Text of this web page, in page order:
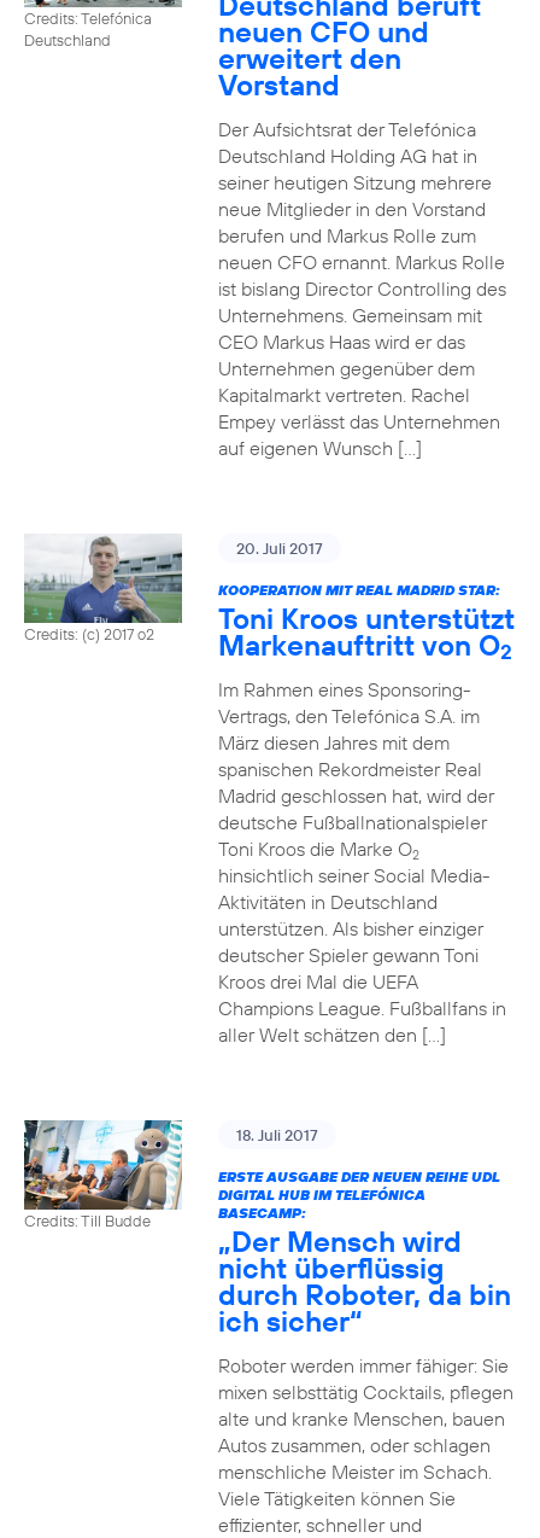
Credits: Telefónica
Deutschland
neuen CFO und
erweitert den
Vorstand
Der Aufsichtsrat der Telefónica
Deutschland Holding AG hat in
seiner heutigen Sitzung mehrere
neue Mitglieder in den Vorstand
berufen und Markus Rolle zum
neuen CFO ernannt. Markus Rolle
ist bislang Director Controlling des
Unternehmens. Gemeinsam mit
CEO Markus Haas wird er das
Unternehmen gegenüber dem
Kapitalmarkt vertreten. Rachel
Empey verlässt das Unternehmen
auf eigenen Wunsch […]
Credits: (c) 2017 o2
20. Juli 2017
KOOPERATION MIT REAL MADRID STAR:
Toni Kroos unterstützt
Markenauftritt von O2
Im Rahmen eines Sponsoring-
Vertrags, den Telefónica S.A. im
März diesen Jahres mit dem
spanischen Rekordmeister Real
Madrid geschlossen hat, wird der
deutsche Fußballnationalspieler
Toni Kroos die Marke O2
hinsichtlich seiner Social Media-
Aktivitäten in Deutschland
unterstützen. Als bisher einziger
deutscher Spieler gewann Toni
Kroos drei Mal die UEFA
Champions League. Fußballfans in
aller Welt schätzen den […]
Credits: Till Budde
18. Juli 2017
ERSTE AUSGABE DER NEUEN REIHE UDL
DIGITAL HUB IM TELEFÓNICA
BASECAMP:
„Der Mensch wird
nicht überflüssig
durch Roboter, da bin
ich sicher“
Roboter werden immer fähiger: Sie
mixen selbsttätig Cocktails, pflegen
alte und kranke Menschen, bauen
Autos zusammen, oder schlagen
menschliche Meister im Schach.
Viele Tätigkeiten können Sie
effizienter, schneller und